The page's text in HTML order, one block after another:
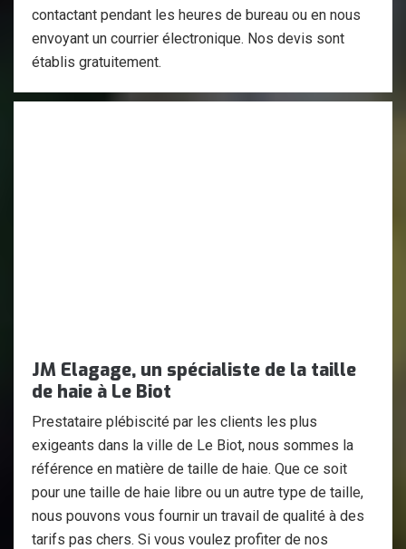
contactant pendant les heures de bureau ou en nous
envoyant un courrier électronique. Nos devis sont
établis gratuitement.
JM Elagage, un spécialiste de la taille
de haie à Le Biot
Prestataire plébiscité par les clients les plus
exigeants dans la ville de Le Biot, nous sommes la
référence en matière de taille de haie. Que ce soit
pour une taille de haie libre ou un autre type de taille,
nous pouvons vous fournir un travail de qualité à des
tarifs pas chers. Si vous voulez profiter de nos